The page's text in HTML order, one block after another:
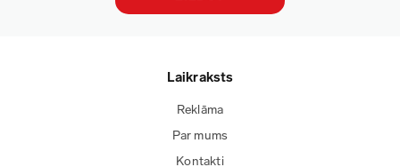
Laikraksts
Reklāma
Par mums
Kontakti